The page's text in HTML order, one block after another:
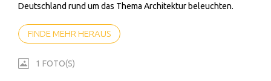
Deutschland rund um das Thema Architektur beleuchten.
FINDE MEHR HERAUS
1 FOTO(S)